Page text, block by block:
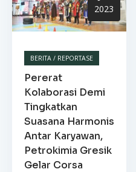
2023
BERITA / REPORTASE
Pererat
Kolaborasi Demi
Tingkatkan
Suasana Harmonis
Antar Karyawan,
Petrokimia Gresik
Gelar Corsa